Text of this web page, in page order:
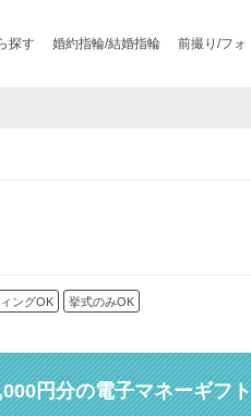
探す 婚約指輪/結婚指輪 前撮り/フォ
ングOK 挙式のみOK
円分の電子マネーギフ